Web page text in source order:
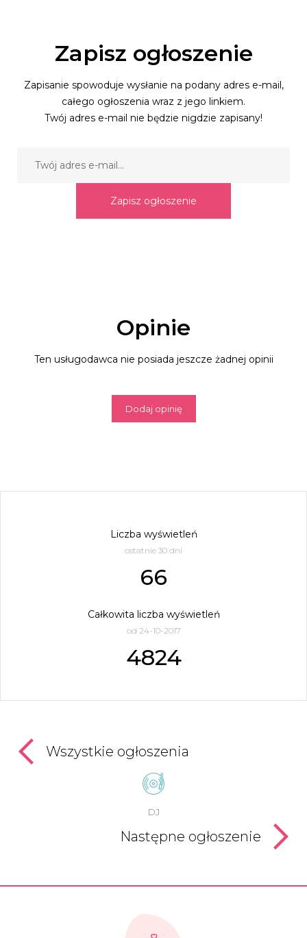
Zapisz ogłoszenie
Zapisanie spowoduje wysłanie na podany adres e-mail,
całego ogłoszenia wraz z jego linkiem.
Twój adres e-mail nie będzie nigdzie zapisany!
Zapisz ogłoszenie
Opinie
Ten usługodawca nie posiada jeszcze żadnej opinii
Dodaj opinię
Liczba wyświetleń
ostatnie 30 dni
66
Całkowita liczba wyświetleń
od 24-10-2017
4824
Wszystkie ogłoszenia
DJ
Następne ogłoszenie